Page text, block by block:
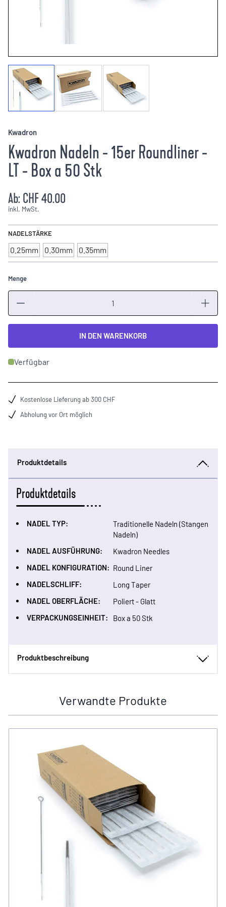
Kwadron
Kwadron Nadeln - 15er Roundliner -
LT - Box a 50 Stk
Ab:CHF 40.00
inkl. MwSt.
NADELSTÄRKE
0.25mm 0.30mm 0.35mm
Menge
IN DEN WARENKORB
Verfügbar
Kostenlose Lieferung ab 300 CHF
Abholung vor Ort möglich
Produktdetails
Produktdetails
NADEL TYP:
Traditionelle Nadeln (Stangen
Nadeln)
NADEL AUSFÜHRUNG:
Kwadron Needles
NADEL KONFIGURATION: Round Liner
NADELSCHLIFF:
Long Taper
NADEL OBERFLÄCHE:
Poliert - Glatt
VERPACKUNGSEINHEIT:
Box a 50 Stk
Produktbeschreibung
Verwandte Produkte